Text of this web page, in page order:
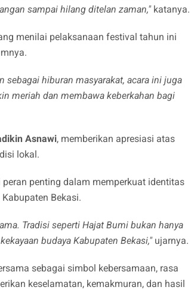
sampai hilang ditelan zaman,"katanya.
menilai pelaksanaan festival tahun ini
sebagai hiburan masyarakat, acara ini juga
meriah dan membawa keberkahan bagi
Asnawi, memberikan apresiasi atas
lokal.
penting dalam memperkuat identitas
Bekasi.
Tradisi seperti Hajat Bumi bukan hanya
budaya Kabupaten Bekasi,"ujarnya.
sebagai simbol kebersamaan, rasa
keselamatan, kemakmuran, dan hasil